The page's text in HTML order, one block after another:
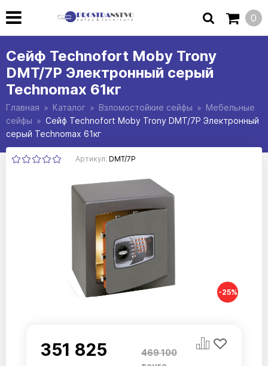
0
Сейф Technofort Moby Trony
DMT/7P Электронный серый
Technomax 61кг
Главная Каталог Взломостойкие сейфы
Мебельные
сейфы
Сейф Technofort Moby Trony DMT/7P Электронный
серый Technomax 61кг
Артикул: DMT/7P
-25%
351 825
469 100